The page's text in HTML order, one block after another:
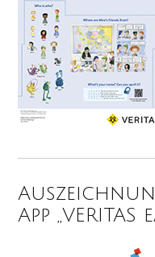
App „VERITAS